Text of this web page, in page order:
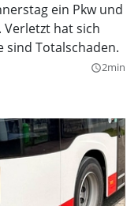
ein Pkw und
Verletzt hat sich
sind Totalschaden.
query_builder2min